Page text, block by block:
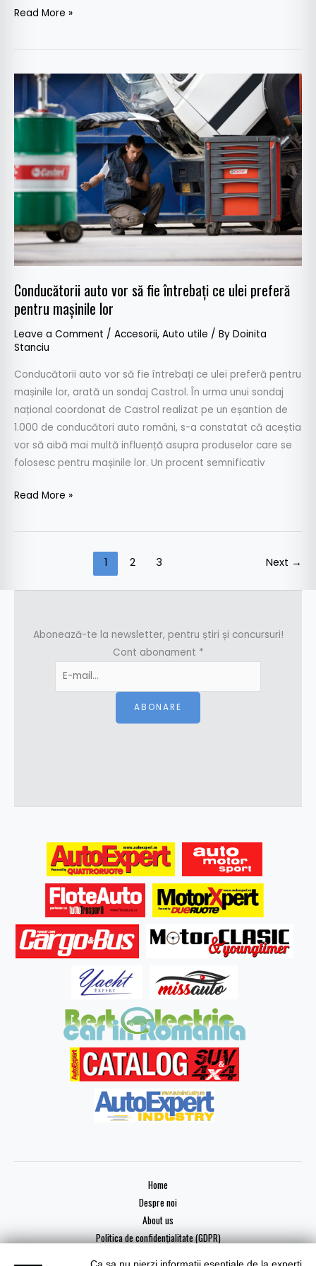
Read More »
Conducătorii auto vor să fie întrebați ce ulei preferă
pentru mașinile lor
Leave a Comment / Accesorii, Auto utile / By Doinita
Stanciu
Conducătorii auto vor să fie întrebați ce ulei preferă pentru
mașinile lor, arată un sondaj Castrol. În urma unui sondaj
național coordonat de Castrol realizat pe un eșantion de
1.000 de conducători auto români, s-a constatat că aceștia
vor să aibă mai multă influență asupra produselor care se
folosesc pentru mașinile lor. Un procent semnificativ
Conducătorii
vor
fie
întrebați
ce
preferă
pentru
mașinile
Read More »
1 2 3 Next →
Abonează-te la newsletter, pentru știri și concursuri!
Cont abonament *
ABONARE
Home
Despre noi
About us
Politica de confidențialitate (GDPR)